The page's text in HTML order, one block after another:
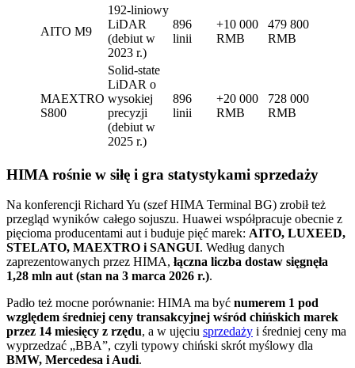
AITO M9
192-liniowy
LiDAR
(debiut w
2023 r.)
896
linii
+10 000
RMB
479 800
RMB
MAEXTRO
S800
Solid-state
LiDAR o
wysokiej
precyzji
(debiut w
2025 r.)
896
linii
+20 000
RMB
728 000
RMB
HIMA rośnie w siłę i gra statystykami sprzedaży
Na konferencji Richard Yu (szef HIMA Terminal BG) zrobił też
przegląd wyników całego sojuszu. Huawei współpracuje obecnie z
pięcioma producentami aut i buduje pięć marek: AITO, LUXEED,
STELATO, MAEXTRO i SANGUI. Według danych
zaprezentowanych przez HIMA, łączna liczba dostaw sięgnęła
1,28 mln aut (stan na 3 marca 2026 r.).
Padło też mocne porównanie: HIMA ma być numerem 1 pod
względem średniej ceny transakcyjnej wśród chińskich marek
przez 14 miesięcy z rzędu, a w ujęciu sprzedaży i średniej ceny ma
wyprzedzać „BBA”, czyli typowy chiński skrót myślowy dla
BMW, Mercedesa i Audi.